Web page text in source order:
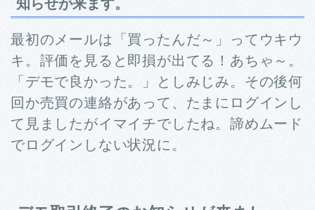
知らせが来ます。
最初のメールは「買ったんだ～」ってウキウ
キ。評価を見ると即損が出てる！あちゃ～。
「デモで良かった。」としみじみ。その後何
回か売買の連絡があって、たまにログインし
て見ましたがイマイチでしたね。諦めムード
でログインしない状況に。